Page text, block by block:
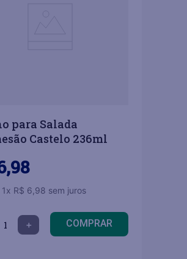
para Salada
Castelo 236ml
,98
1x R$ 6 98 sem juros
＋ COMPRAR